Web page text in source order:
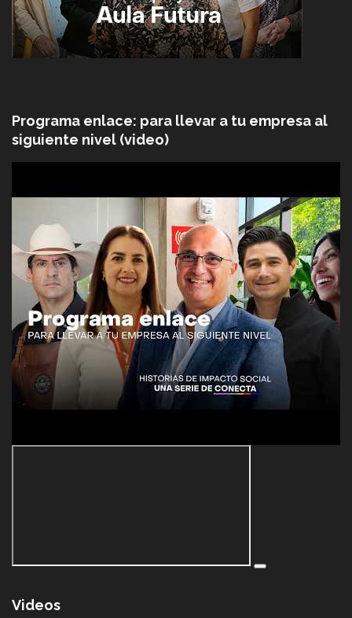
Programa enlace: para llevar a tu empresa al
siguiente nivel (video)
Videos